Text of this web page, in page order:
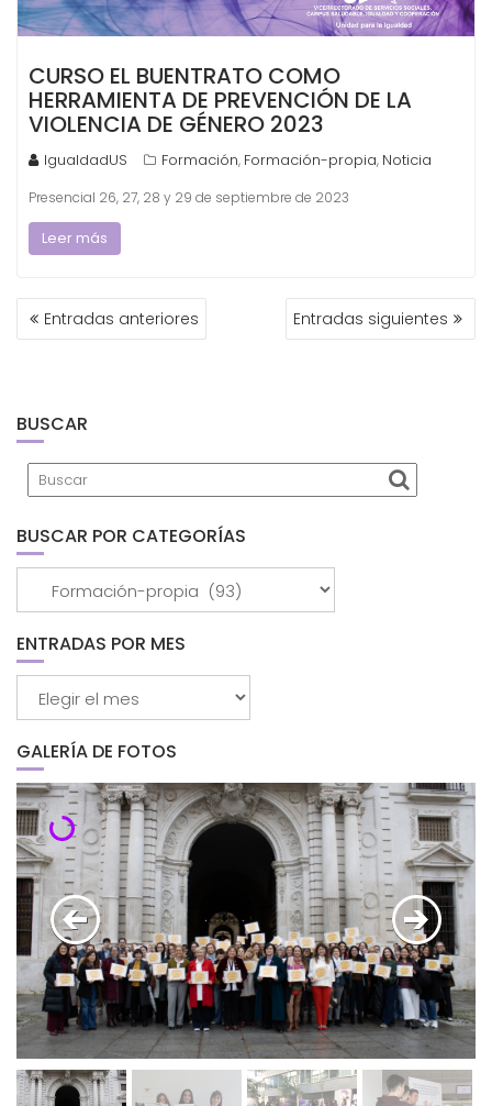
CURSO EL BUENTRATO COMO
HERRAMIENTA DE PREVENCIÓN DE LA
VIOLENCIA DE GÉNERO 2023
IgualdadUS Formación, Formación-propia, Noticia
Presencial 26, 27, 28 y 29 de septiembre de 2023
Leer más
NAVEGACIÓN
DEEntradas anteriores Entradas siguientes
BUSCAR
BUSCAR POR CATEGORÍAS
ENTRADAS POR MES
GALERÍA DE FOTOS